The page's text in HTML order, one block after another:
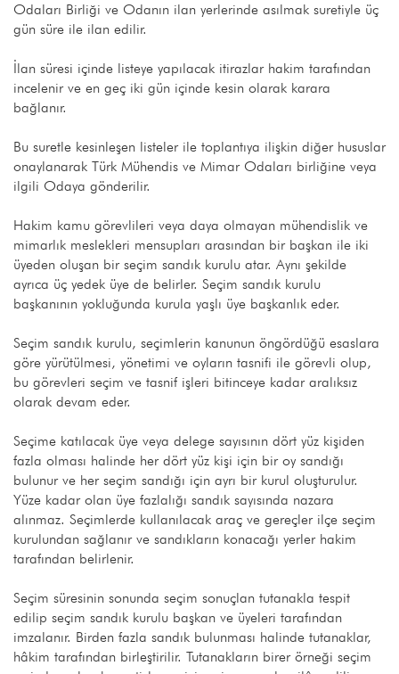
Odaları Birliği ve Odanın ilan yerlerinde asılmak suretiyle üç
gün süre ile ilan edilir.
İlan süresi içinde listeye yapılacak itirazlar hakim tarafından
incelenir ve en geç iki gün içinde kesin olarak karara
bağlanır.
Bu suretle kesinleşen listeler ile toplantıya ilişkin diğer hususlar
onaylanarak Türk Mühendis ve Mimar Odaları birliğine veya
ilgili Odaya gönderilir.
Hakim kamu görevlileri veya daya olmayan mühendislik ve
mimarlık meslekleri mensupları arasından bir başkan ile iki
üyeden oluşan bir seçim sandık kurulu atar. Aynı şekilde
ayrıca üç yedek üye de belirler. Seçim sandık kurulu
başkanının yokluğunda kurula yaşlı üye başkanlık eder.
Seçim sandık kurulu, seçimlerin kanunun öngördüğü esaslara
göre yürütülmesi, yönetimi ve oyların tasnifi ile görevli olup,
bu görevleri seçim ve tasnif işleri bitinceye kadar aralıksız
olarak devam eder.
Seçime katılacak üye veya delege sayısının dört yüz kişiden
fazla olması halinde her dört yüz kişi için bir oy sandığı
bulunur ve her seçim sandığı için ayrı bir kurul oluşturulur.
Yüze kadar olan üye fazlalığı sandık sayısında nazara
alınmaz. Seçimlerde kullanılacak araç ve gereçler ilçe seçim
kurulundan sağlanır ve sandıkların konacağı yerler hakim
tarafından belirlenir.
Seçim süresinin sonunda seçim sonuçlan tutanakla tespit
edilip seçim sandık kurulu başkan ve üyeleri tarafından
imzalanır. Birden fazla sandık bulunması halinde tutanaklar,
hâkim tarafından birleştirilir. Tutanakların birer örneği seçim